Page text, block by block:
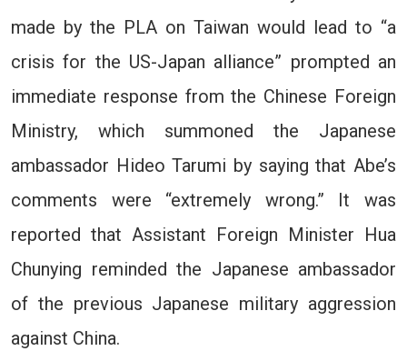
made by the PLA on Taiwan would lead to “a
crisis for the US-Japan alliance” prompted an
immediate response from the Chinese Foreign
Ministry, which summoned the Japanese
ambassador Hideo Tarumi by saying that Abe’s
comments were “extremely wrong.” It was
reported that Assistant Foreign Minister Hua
Chunying reminded the Japanese ambassador
of the previous Japanese military aggression
against China.